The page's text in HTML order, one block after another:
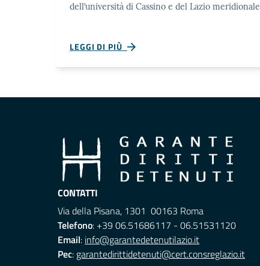
dell’università di Cassino e del Lazio meridionale
LEGGI DI PIÙ
CONTATTI
Via della Pisana, 1301 00163 Roma
Telefono: +39 06.51686117 - 06.51531120
Email: info@garantedetenutilazio.it
Pec: garantedirittidetenuti@cert.consreglazio.it